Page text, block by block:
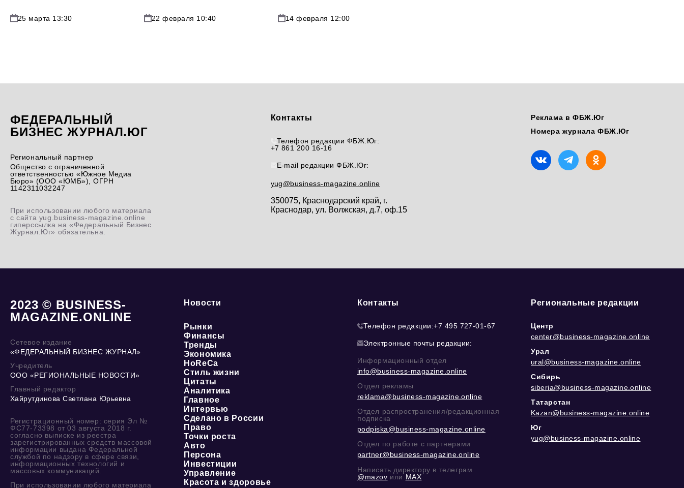
25 марта 13:30 22 февраля 10:40 14 февраля 12:00
ФЕДЕРАЛЬНЫЙ
БИЗНЕС ЖУРНАЛ.ЮГ
Региональный партнер
Общество с ограниченной
ответственностью «Южное Медиа
Бюро» (ООО «ЮМБ»), ОГРН
1142311032247
При использовании любого материала
с сайта yug.business-magazine.online
гиперссылка на «Федеральный Бизнес
Журнал.Юг» обязательна.
Контакты
Телефон редакции ФБЖ.Юг:
+7 861 200 16-16
E-mail редакции ФБЖ.Юг:
yug@business-magazine.online
350075, Краснодарский край, г.
Краснодар, ул. Волжская, д.7, оф.15
Реклама в ФБЖ.Юг
Номера журнала ФБЖ.Юг
2023 © BUSINESS-
MAGAZINE.ONLINE
Сетевое издание
«ФЕДЕРАЛЬНЫЙ БИЗНЕС ЖУРНАЛ»
Учредитель
ООО «РЕГИОНАЛЬНЫЕ НОВОСТИ»
Главный редактор
Хайрутдинова Светлана Юрьевна
Регистрационный номер: серия Эл №
ФС77-73398 от 03 августа 2018 г.
согласно выписке из реестра
зарегистрированных средств массовой
информации выдана Федеральной
службой по надзору в сфере связи,
информационных технологий и
массовых коммуникаций.
При использовании любого материала
Новости
Рынки
Финансы
Тренды
Экономика
HoReCa
Стиль жизни
Цитаты
Аналитика
Главное
Интервью
Сделано в России
Право
Точки роста
Авто
Персона
Инвестиции
Управление
Красота и здоровье
Контакты
Телефон редакции:+7 495 727-01-67
Электронные почты редакции:
Информационный отдел
info@business-magazine.online
Отдел рекламы
reklama@business-magazine.online
Отдел распространения/редакционная
подписка
podpiska@business-magazine.online
Отдел по работе с партнерами
partner@business-magazine.online
Написать директору в телеграм
@mazov или MAX
Региональные редакции
Центр
center@business-magazine.online
Урал
ural@business-magazine.online
Сибирь
siberia@business-magazine.online
Татарстан
Kazan@business-magazine.online
Юг
yug@business-magazine.online